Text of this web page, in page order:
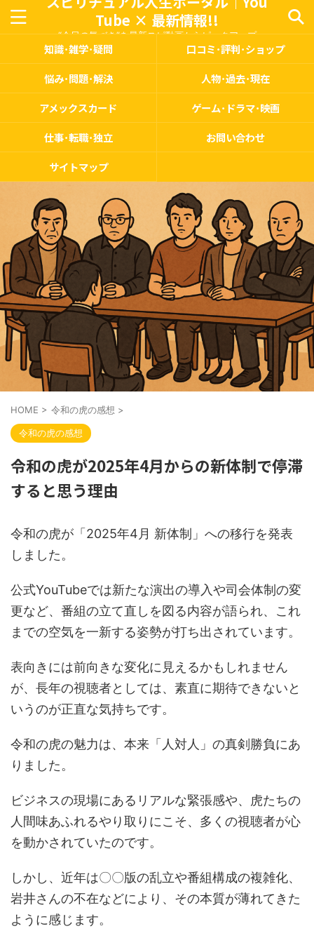
Tube × 最新情報!!
“今日の気づき”を最新スピ動画からピックアップ
知識･雑学･疑問
口コミ･評判･ショップ
悩み･問題･解決
人物･過去･現在
アメックスカード
ゲーム･ドラマ･映画
仕事･転職･独立
お問い合わせ
サイトマップ
HOME > 令和の虎の感想 >
令和の虎の感想
令和の虎が2025年4月からの新体制で停滞
すると思う理由
令和の虎が「2025年4月 新体制」への移行を発表
しました。
公式YouTubeでは新たな演出の導入や司会体制の変
更など、番組の立て直しを図る内容が語られ、これ
までの空気を一新する姿勢が打ち出されています。
表向きには前向きな変化に見えるかもしれません
が、長年の視聴者としては、素直に期待できないと
いうのが正直な気持ちです。
令和の虎の魅力は、本来「人対人」の真剣勝負にあ
りました。
ビジネスの現場にあるリアルな緊張感や、虎たちの
人間味あふれるやり取りにこそ、多くの視聴者が心
を動かされていたのです。
しかし、近年は〇〇版の乱立や番組構成の複雑化、
岩井さんの不在などにより、その本質が薄れてきた
ように感じます。